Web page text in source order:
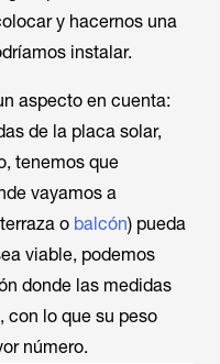
y hacernos una
instalar.
aspecto en cuenta:
de la placa solar,
tenemos que
vayamos a
o balcón) pueda
viable, podemos
donde las medidas
con lo que su peso
número.